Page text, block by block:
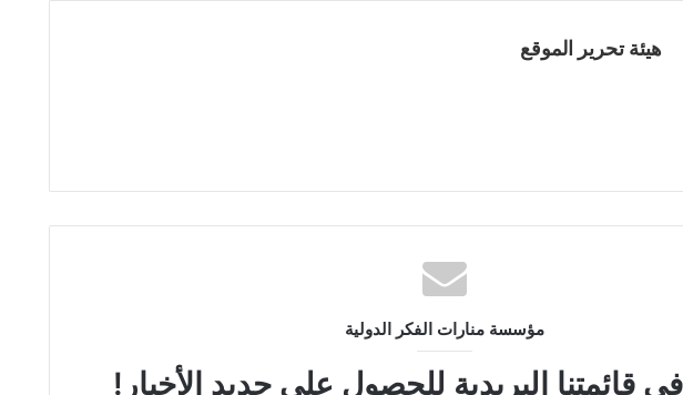
هيئة تحرير الموقع
مؤسسة منارات الفكر الدولية
قائمتنا البريدية للحصول على جديد الأخبار!